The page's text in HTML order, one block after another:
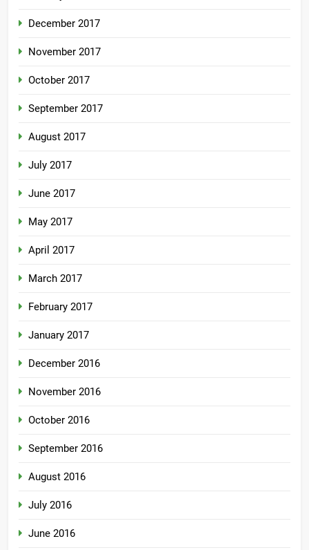
December 2017
November 2017
October 2017
September 2017
August 2017
July 2017
June 2017
May 2017
April 2017
March 2017
February 2017
January 2017
December 2016
November 2016
October 2016
September 2016
August 2016
July 2016
June 2016